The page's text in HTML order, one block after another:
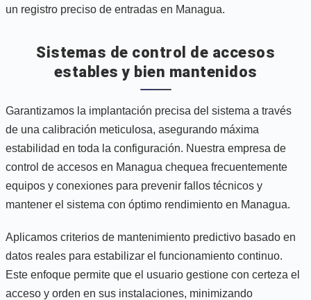
un registro preciso de entradas en Managua.
Sistemas de control de accesos
estables y bien mantenidos
Garantizamos la implantación precisa del sistema a través
de una calibración meticulosa, asegurando máxima
estabilidad en toda la configuración. Nuestra empresa de
control de accesos en Managua chequea frecuentemente
equipos y conexiones para prevenir fallos técnicos y
mantener el sistema con óptimo rendimiento en Managua.
Aplicamos criterios de mantenimiento predictivo basado en
datos reales para estabilizar el funcionamiento continuo.
Este enfoque permite que el usuario gestione con certeza el
acceso y orden en sus instalaciones, minimizando